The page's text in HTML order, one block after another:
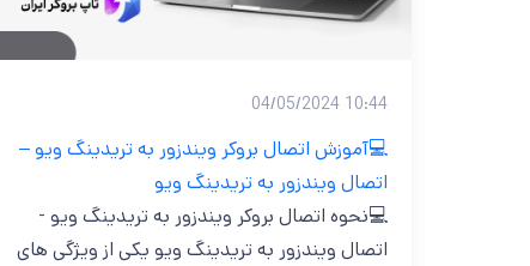
10:44 04/05/2024
💻آموزش اتصال بروکر ویندزور به تریدینگ ویو –
اتصال ویندزور به تریدینگ ویو
💻نحوه اتصال بروکر ویندزور به تریدینگ ویو -
اتصال ویندزور به تریدینگ ویو یکی از ویژگی های